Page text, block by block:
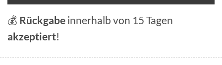
💰 Rückgabe innerhalb von 15 Tagen
akzeptiert!